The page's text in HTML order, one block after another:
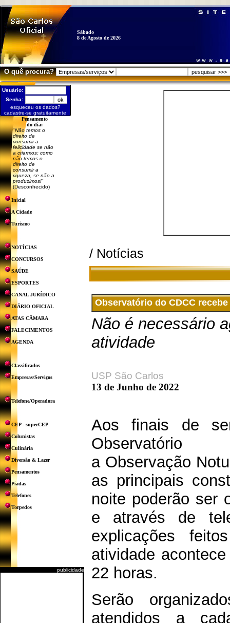
Sábado
8 de Agosto de 2026
O quê procura?
Usuário:
Senha:
esqueceu os dados?
cadastre-se gratuitamente
Pensamento
do dia:
"Não temos o
direito de
consumir a
felicidade se não
a criarmos: como
não temos o
direito de
consumir a
riqueza, se não a
produzimos!"
(Desconhecido)
Inicial
A Cidade
Turismo
NOTÍCIAS
CONCURSOS
SAÚDE
ESPORTES
CANAL JURÍDICO
DIÁRIO OFICIAL
ATAS CÂMARA
FALECIMENTOS
AGENDA
Classificados
Empresas/Serviços
Telefone/Operadora
CEP - superCEP
Colunistas
Culinária
Diversão & Lazer
Pensamentos
Piadas
Telefones
Torpedos
publicidade
/ Notícias
Observatório do CDCC
Não é necessário
atividade
USP São Carlos
13 de Junho de 2022
Aos finais de
Observatório
a Observação
as principais
noite poderão ser
e através de
explicações
atividade
22 horas.
Serão
atendidos a